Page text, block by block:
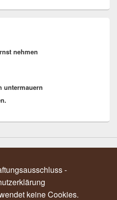
nehmen
untermauern
-
keine Cookies.